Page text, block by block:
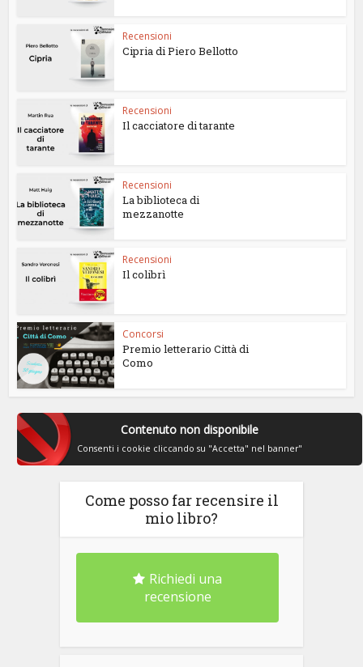
Recensioni
Cipria di Piero Bellotto
Recensioni
Il cacciatore di tarante
Recensioni
La biblioteca di
mezzanotte
Recensioni
Il colibrì
Concorsi
Premio letterario Città di
Como
Contenuto non disponibile
Consenti i cookie cliccando su "Accetta" nel banner"
Come posso far recensire il
mio libro?
Richiedi una
recensione